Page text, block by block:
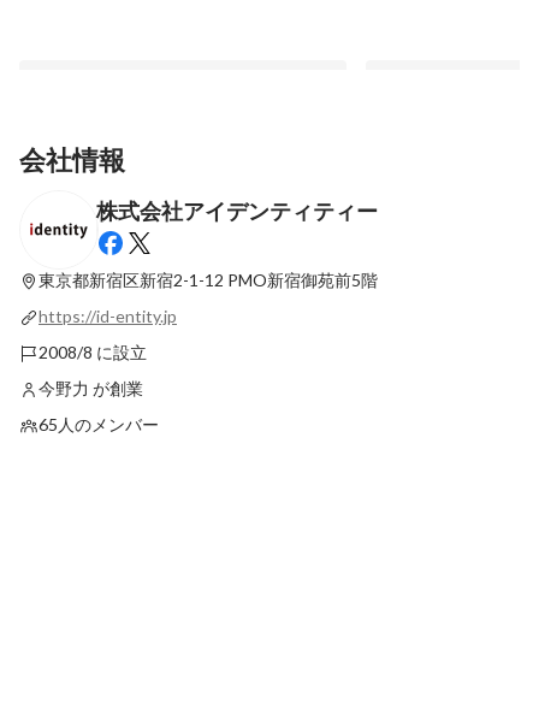
【社員インタビュー】夢への第一歩はアイ
デンティティーから
最新順で表示
会社情報
株式会社アイデンティティー
東京都新宿区新宿2-1-12 PMO新宿御苑前5階
https://id-entity.jp
2008/8 に設立
今野力 が創業
65人のメンバー